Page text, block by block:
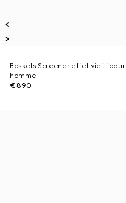
Baskets Screener effet vieilli pour
homme
€ 890